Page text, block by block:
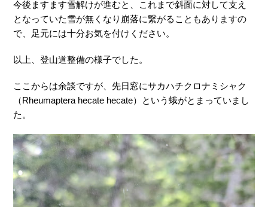
今後ますます雪解けが進むと、これまで斜面に対して支え
となっていた雪が無くなり崩落に繋がることもありますの
で、足元には十分お気を付けください。
以上、登山道整備の様子でした。
ここからは余談ですが、先日窓にサカハチクロナミシャク
（Rheumaptera hecate hecate）という蛾がとまっていまし
た。